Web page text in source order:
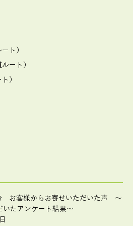
ト）
ート）
）
お客様からお寄せいただいた声 ～
いたアンケート結果～